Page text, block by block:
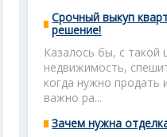
Срочный выкуп
решение!
Казалось бы, с
недвижимость,
когда нужно продать
важно ра...
Зачем нужна